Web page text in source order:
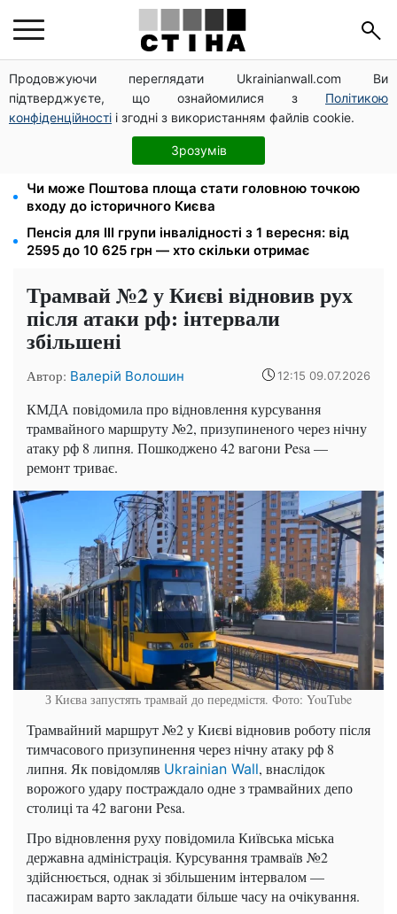
Продовжуючи переглядати Ukrainianwall.com Ви
підтверджуєте, що ознайомилися з Політикою
конфіденційності і згодні з використанням файлів cookie.
Зрозумів
10 заявок — і МСЦ МВС приїде у громаду: обмін
прав, реєстрація авто та міжнародне посвідчення
Мавіки, зарядні станції та апарати для реанімації:
Християнський корпус передав вантаж на
Запорізький та Покровський напрямки
Чи може Поштова площа стати головною точкою
входу до історичного Києва
Пенсія для III групи інвалідності з 1 вересня: від
2595 до 10 625 грн — хто скільки отримає
Трамвай №2 у Києві відновив рух
після атаки рф: інтервали
збільшені
Автор: Валерій Волошин 12:15 09.07.2026
КМДА повідомила про відновлення курсування
трамвайного маршруту №2, призупиненого через нічну
атаку рф 8 липня. Пошкоджено 42 вагони Pesa —
ремонт триває.
З Києва запустять трамвай до передмістя. Фото: YouTube
Трамвайний маршрут №2 у Києві відновив роботу після
тимчасового призупинення через нічну атаку рф 8
липня. Як повідомляв Ukrainian Wall, внаслідок
ворожого удару постраждало одне з трамвайних депо
столиці та 42 вагони Pesa.
Про відновлення руху повідомила Київська міська
державна адміністрація. Курсування трамваїв №2
здійснюється, однак зі збільшеним інтервалом —
пасажирам варто закладати більше часу на очікування.